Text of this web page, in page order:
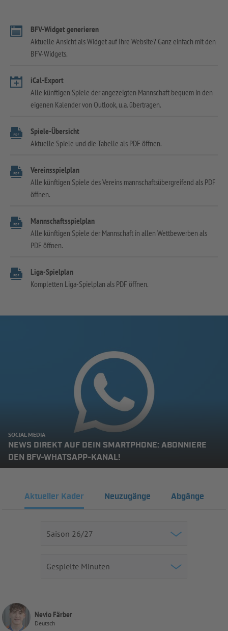
BFV-Widget generieren
Aktuelle Ansicht als Widget auf Ihre Website? Ganz einfach mit den
BFV-Widgets.
iCal-Export
Alle künftigen Spiele der angezeigten Mannschaft bequem in den
eigenen Kalender von Outlook, u.a. übertragen.
Spiele-Übersicht
Aktuelle Spiele und die Tabelle als PDF öffnen.
Vereinsspielplan
Alle künftigen Spiele des Vereins mannschaftsübergreifend als PDF
öffnen.
Mannschaftsspielplan
Alle künftigen Spiele der Mannschaft in allen Wettbewerben als
PDF öffnen.
Liga-Spielplan
Kompletten Liga-Spielplan als PDF öffnen.
SOCIAL MEDIA
NEWS DIREKT AUF DEIN SMARTPHONE: ABONNIERE
DEN BFV-WHATSAPP-KANAL!
Aktueller Kader Neuzugänge Abgänge
Nevio Färber
Deutsch